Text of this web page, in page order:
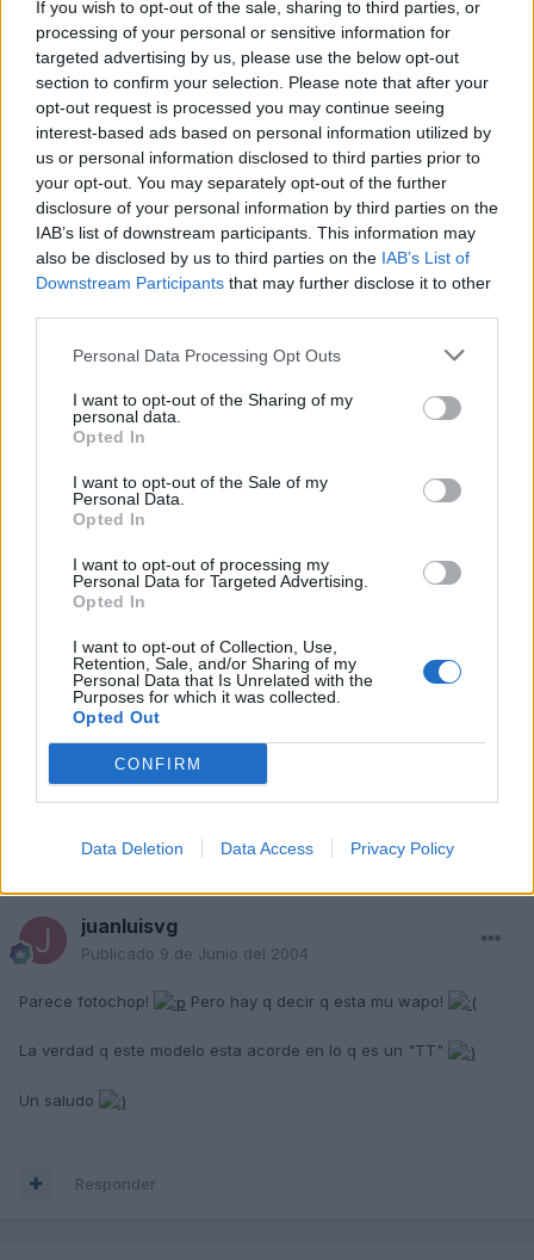
If you wish to opt-out of the sale, sharing to third parties, or
processing of your personal or sensitive information for
targeted advertising by us, please use the below opt-out
section to confirm your selection. Please note that after your
opt-out request is processed you may continue seeing
interest-based ads based on personal information utilized by
us or personal information disclosed to third parties prior to
your opt-out. You may separately opt-out of the further
disclosure of your personal information by third parties on the
IAB’s list of downstream participants. This information may
also be disclosed by us to third parties on the IAB’s List of
Downstream Participants that may further disclose it to other
Personal Data Processing Opt Outs
I want to opt-out of the Sharing of my
personal data.
Opted In
I want to opt-out of the Sale of my
Personal Data.
Opted In
I want to opt-out of processing my
Personal Data for Targeted Advertising.
Opted In
I want to opt-out of Collection, Use,
Retention, Sale, and/or Sharing of my
Personal Data that Is Unrelated with the
Purposes for which it was collected.
Opted Out
CONFIRM
Data Deletion Data Access Privacy Policy
montarán el motor de 350CV con doble turbo y que será la
versión RS.
Responder
JoseTTR
Publicado8 de Junio del 2004
Con tu permiso he puesto la fotico en el club TT
Responder
A-3
Cita
Con tu permiso he puesto la fotico en el club TT
Mira que sois separatistas. Que pasa, que no os podeis mezclar
con nosotros en el foro general?
Es broma. S2
juanluisvg
Publicado 9 de Junio del 2004
Parece fotochop! Pero hay q decir q esta mu wapo!
La verdad q este modelo esta acorde en lo q es un "TT"
Un saludo
Responder